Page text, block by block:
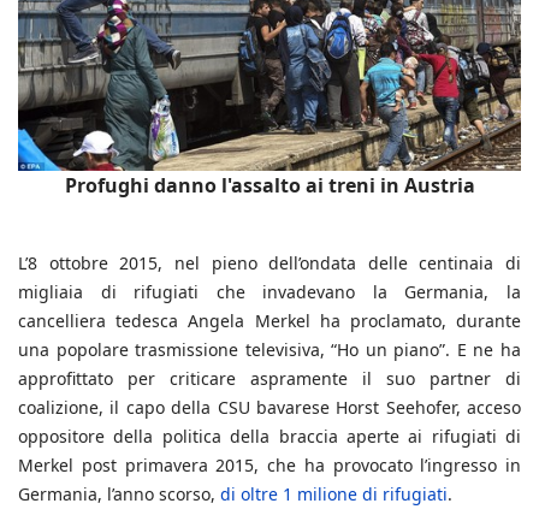
Profughi danno l'assalto ai treni in Austria
L’8 ottobre 2015, nel pieno dell’ondata delle centinaia di
migliaia di rifugiati che invadevano la Germania, la
cancelliera tedesca Angela Merkel ha proclamato, durante
una popolare trasmissione televisiva, “Ho un piano”. E ne ha
approfittato per criticare aspramente il suo partner di
coalizione, il capo della CSU bavarese Horst Seehofer, acceso
oppositore della politica della braccia aperte ai rifugiati di
Merkel post primavera 2015, che ha provocato l’ingresso in
Germania, l’anno scorso, di oltre 1 milione di rifugiati.